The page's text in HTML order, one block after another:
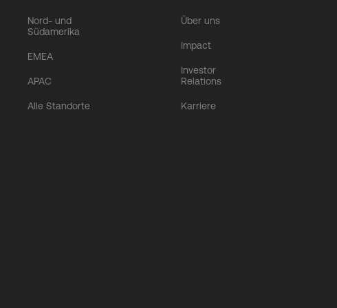
Nord- und
Südamerika
EMEA
APAC
Alle Standorte
Über uns
Impact
Investor
Relations
Karriere